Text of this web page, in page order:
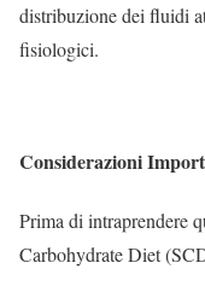
distribuzione dei fluidi
fisiologici.
Considerazioni
Prima di intraprendere
Carbohydrate Diet